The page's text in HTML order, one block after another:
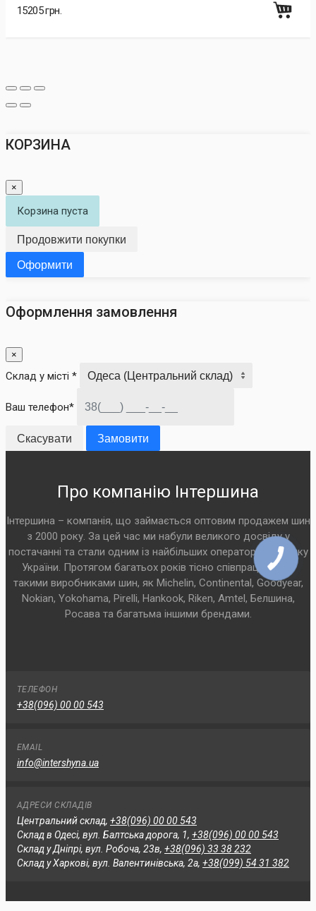
15205 грн.
КОРЗИНА
×
Корзина пуста
Продовжити покупки
Оформити
Оформлення замовлення
×
Склад у місті *
Ваш телефон*
Скасувати Замовити
Про компанію Інтершина
Інтершина – компанія, що займається оптовим продажем шин
з 2000 року. За цей час ми набули великого досвіду у
постачанні та стали одним із найбільших операторів на ринку
України. Протягом багатьох років тісно співпрацюємо з
такими виробниками шин, як Michelin, Continental, Goodyear,
Nokian, Yokohama, Pirelli, Hankook, Riken, Amtel, Белшина,
Росава та багатьма іншими брендами.
ТЕЛЕФОН
+38(096) 00 00 543
EMAIL
info@intershyna.ua
АДРЕСИ СКЛАДІВ
Центральний склад, +38(096) 00 00 543
Склад в Одесі, вул. Балтська дорога, 1, +38(096) 00 00 543
Склад у Дніпрі, вул. Робоча, 23в, +38(096) 33 38 232
Склад у Харкові, вул. Валентинівська, 2а, +38(099) 54 31 382